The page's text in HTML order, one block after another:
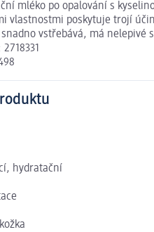
mléko po opalování s
vlastnostmi poskytuje trojí
vstřebává, má
hydratační